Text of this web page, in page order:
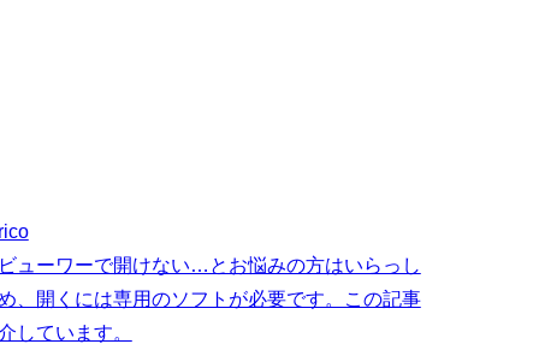
ューワーで開けない…とお悩みの方はいらっし
、開くには専用のソフトが必要です。この記事
しています。